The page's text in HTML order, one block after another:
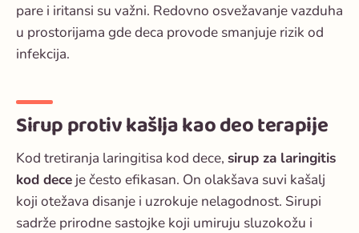
pare i iritansi su važni. Redovno osvežavanje vazduha
u prostorijama gde deca provode smanjuje rizik od
infekcija.
Sirup protiv kašlja kao deo terapije
Kod tretiranja laringitisa kod dece, sirup za laringitis
kod dece je često efikasan. On olakšava suvi kašalj
koji otežava disanje i uzrokuje nelagodnost. Sirupi
sadrže prirodne sastojke koji umiruju sluzokožu i